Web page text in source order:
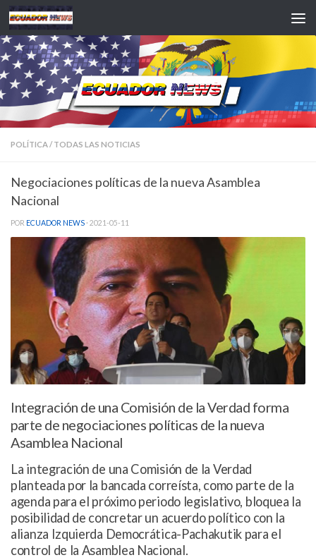
Saltar al contenido
POLÍTICA/ TODAS LAS NOTICIAS
Negociaciones políticas de la nueva Asamblea
Nacional
POR ECUADOR NEWS · 2021-05-11
Integración de una Comisión de la Verdad forma
parte de negociaciones políticas de la nueva
Asamblea Nacional
La integración de una Comisión de la Verdad
planteada por la bancada correísta, como parte de la
agenda para el próximo periodo legislativo, bloquea la
posibilidad de concretar un acuerdo político con la
alianza Izquierda Democrática-Pachakutik para el
control de la Asamblea Nacional.